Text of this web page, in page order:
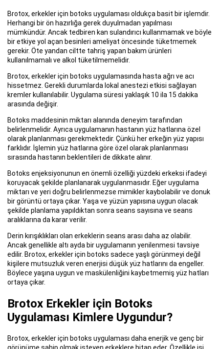
Brotox, erkekler için botoks uygulaması oldukça basit bir işlemdir.
Herhangi bir ön hazırlığa gerek duyulmadan yapılması
mümkündür. Ancak tedbiren kan sulandırıcı kullanmamak ve böyle
bir etkiye yol açan besinleri ameliyat öncesinde tüketmemek
gerekir. Öte yandan ciltte tahriş yapan bakım ürünleri
kullanılmamalı ve alkol tüketilmemelidir.
Brotox, erkekler için botoks uygulamasında hasta ağrı ve acı
hissetmez. Gerekli durumlarda lokal anestezi etkisi sağlayan
kremler kullanılabilir. Uygulama süresi yaklaşık 10 ila 15 dakika
arasında değişir.
Botoks maddesinin miktarı alanında deneyim tarafından
belirlenmelidir. Ayrıca uygulamanın hastanın yüz hatlarına özel
olarak planlanması gerekmektedir. Çünkü her erkeğin yüz yapısı
farklıdır. İşlemin yüz hatlarına göre özel olarak planlanması
sırasında hastanın beklentileri de dikkate alınır.
Botoks enjeksiyonunun en önemli özelliği yüzdeki erkeksi ifadeyi
koruyacak şekilde planlanarak uygulanmasıdır. Eğer uygulama
miktarı ve yeri doğru belirlenmezse mimikler kaybolabilir ve donuk
bir görüntü ortaya çıkar. Yaşa ve yüzün yapısına uygun olacak
şekilde planlama yapıldıktan sonra seans sayısına ve seans
aralıklarına da karar verilir.
Derin kırışıklıkları olan erkeklerin seans arası daha az olabilir.
Ancak genellikle altı ayda bir uygulamanın yenilenmesi tavsiye
edilir. Brotox, erkekler için botoks sadece yaşlı görünmeyi değil
kişilere mutsuzluk veren enerjisi düşük yüz hatlarını da engeller.
Böylece yaşına uygun ve maskülenliğini kaybetmemiş yüz hatları
ortaya çıkar.
Brotox Erkekler için Botoks
Uygulaması Kimlere Uygundur?
Brotox, erkekler için botoks uygulaması daha enerjik ve genç bir
görünüme sahip olmak isteyen erkeklere hitap eder. Özellikle işi